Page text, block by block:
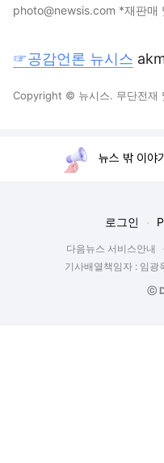
photo@newsis.com *재판매
☞공감언론 뉴시스
Copyright © 뉴시스. 무단전재
뉴스 밖 이야
로그인
다음뉴스 서비스안내
기사배열책임자 : 임광
ⓒ